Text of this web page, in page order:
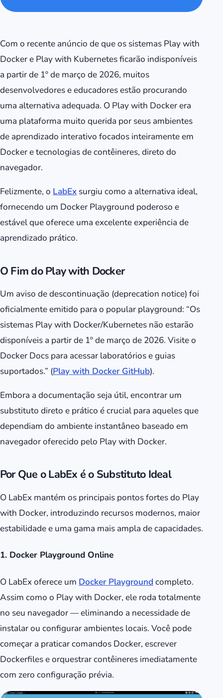
Com o recente anúncio de que os sistemas Play with
Docker e Play with Kubernetes ficarão indisponíveis
a partir de 1º de março de 2026, muitos
desenvolvedores e educadores estão procurando
uma alternativa adequada. O Play with Docker era
uma plataforma muito querida por seus ambientes
de aprendizado interativo focados inteiramente em
Docker e tecnologias de contêineres, direto do
navegador.
Felizmente, o LabEx surgiu como a alternativa ideal,
fornecendo um Docker Playground poderoso e
estável que oferece uma excelente experiência de
aprendizado prático.
O Fim do Play with Docker
Um aviso de descontinuação (deprecation notice) foi
oficialmente emitido para o popular playground: “Os
sistemas Play with Docker/Kubernetes não estarão
disponíveis a partir de 1º de março de 2026. Visite o
Docker Docs para acessar laboratórios e guias
suportados.” (Play with Docker GitHub).
Embora a documentação seja útil, encontrar um
substituto direto e prático é crucial para aqueles que
dependiam do ambiente instantâneo baseado em
navegador oferecido pelo Play with Docker.
Por Que o LabEx é o Substituto Ideal
O LabEx mantém os principais pontos fortes do Play
with Docker, introduzindo recursos modernos, maior
estabilidade e uma gama mais ampla de capacidades.
1. Docker Playground Online
O LabEx oferece um Docker Playground completo.
Assim como o Play with Docker, ele roda totalmente
no seu navegador — eliminando a necessidade de
instalar ou configurar ambientes locais. Você pode
começar a praticar comandos Docker, escrever
Dockerfiles e orquestrar contêineres imediatamente
com zero configuração prévia.